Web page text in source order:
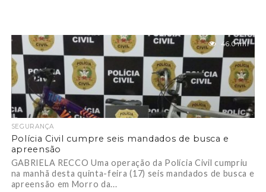
46.0 mil
SEGURANÇA
Polícia Civil cumpre seis mandados de busca e
apreensão
GABRIELA RECCO Uma operação da Polícia Civil cumpriu
na manhã desta quinta-feira (17) seis mandados de busca e
apreensão em Morro da...